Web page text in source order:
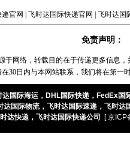
官网 飞时达国际快递官网 飞时达国
免责声明：
于网络，转载目的在于传递更多信息
30日内与本网站联系，我们将在第一
达国际海运 ， DHL国际快递 ， FedEx国
达国际物流， 飞时达国际速递 ， 飞时达
达快递， 飞时达国际快递公司 [ 京ICP